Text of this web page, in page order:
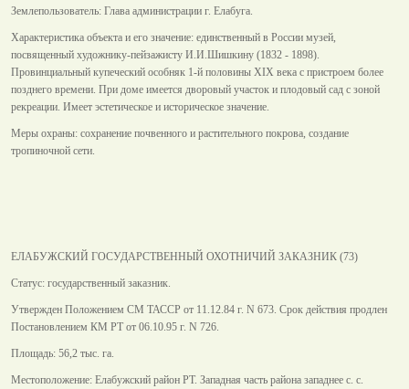
Землепользователь: Глава администрации г. Елабуга.
Характеристика объекта и его значение: единственный в России музей,
посвященный художнику-пейзажисту И.И.Шишкину (1832 - 1898).
Провинциальный купеческий особняк 1-й половины XIX века с пристроем более
позднего времени. При доме имеется дворовый участок и плодовый сад с зоной
рекреации. Имеет эстетическое и историческое значение.
Меры охраны: сохранение почвенного и растительного покрова, создание
тропиночной сети.
ЕЛАБУЖСКИЙ ГОСУДАРСТВЕННЫЙ ОХОТНИЧИЙ ЗАКАЗНИК (73)
Статус: государственный заказник.
Утвержден Положением СМ ТАССР от 11.12.84 г. N 673. Срок действия продлен
Постановлением КМ РТ от 06.10.95 г. N 726.
Площадь: 56,2 тыс. га.
Местоположение: Елабужский район РТ. Западная часть района западнее с. с.